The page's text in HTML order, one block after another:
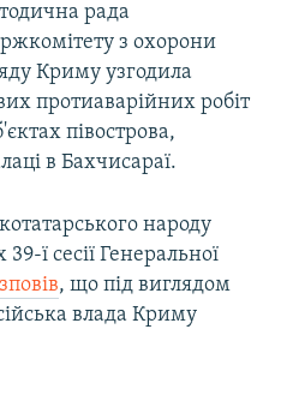
рада
з охорони
Криму узгодила
протиаварійних робіт
півострова,
в Бахчисараї.
народу
ї сесії Генеральної
, що під виглядом
влада Криму